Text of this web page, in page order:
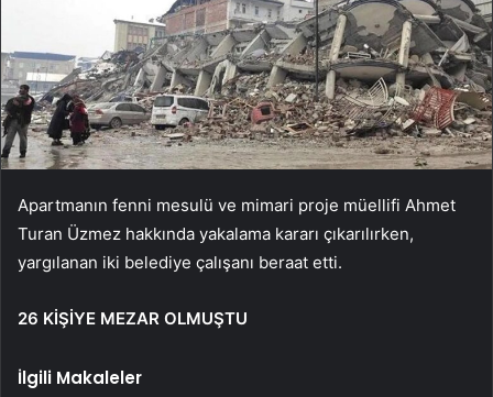
Apartmanın fenni mesulü ve mimari proje müellifi Ahmet
Turan Üzmez hakkında yakalama kararı çıkarılırken,
yargılanan iki belediye çalışanı beraat etti.
26 KİŞİYE MEZAR OLMUŞTU
İlgili Makaleler